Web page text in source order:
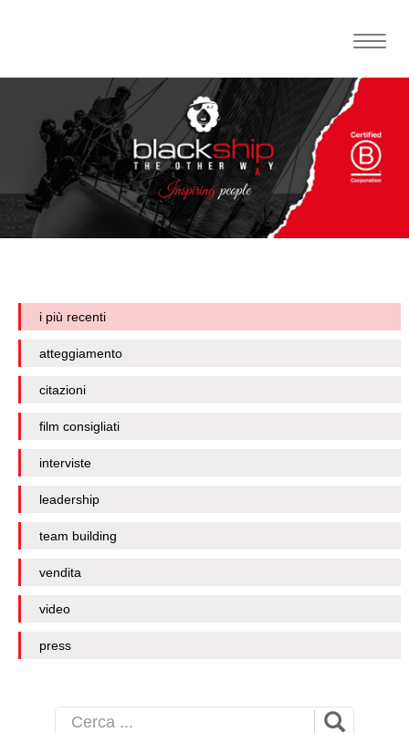
Toggle
i più recenti
atteggiamento
citazioni
film consigliati
interviste
leadership
team building
vendita
video
press